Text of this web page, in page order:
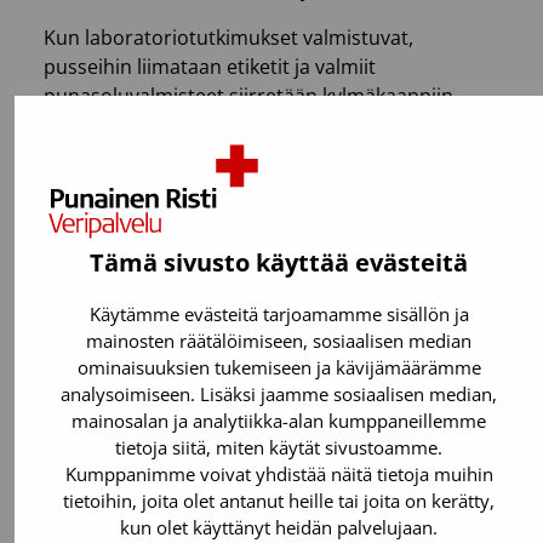
Tämä sivusto käyttää evästeitä
Käytämme evästeitä tarjoamamme sisällön ja
mainosten räätälöimiseen, sosiaalisen median
ominaisuuksien tukemiseen ja kävijämäärämme
analysoimiseen. Lisäksi jaamme sosiaalisen median,
mainosalan ja analytiikka-alan kumppaneillemme
tietoja siitä, miten käytät sivustoamme.
Kumppanimme voivat yhdistää näitä tietoja muihin
tietoihin, joita olet antanut heille tai joita on kerätty,
kun olet käyttänyt heidän palvelujaan.
Kun laboratoriotutkimukset valmistuvat,
pusseihin liimataan etiketit ja valmiit
punasoluvalmisteet siirretään kylmäkaappiin
toimitetaan sairaaloille tilausten mukaan.
Bakteeriviljely pidentää
käyttöikää
Trombosyyttivalmisteiden tuotannossa neljän
luovuttajan samaa veriryhmää olevat
trombosyytit yhdistetään samaan pussiin, ns.
poolipussiin. Siihen lisätään säilytysneste, jonka
jälkeen pussi lingotaan jäljellä olevien
punasolujen ja trombosyyttien erottamiseksi.
Lopuksi trombosyytit siirretään suodattimen läpi
loppuvalmistepussiin.